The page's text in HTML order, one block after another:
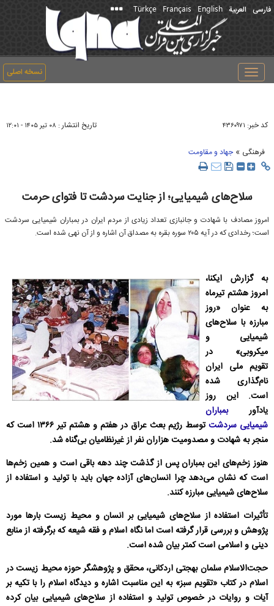
فارسی العربیة English
Français
Türkçe
نسخه اصلی
Toggle
navigation
کد خبر: ۴۳۶۰۹۷۱ تاریخ انتشار : ۰۸ تير ۱۴۰۵ - ۱۲:۰۱
فرهنگی » جهاد و مقاومت
سلاح‌های شیمیایی؛ از جنایت سردشت تا فتوای حرمت
امروز مصادف با شهادت و جانبازی تعداد زیادی از مردم ایران در بمباران شیمیایی سردشت
است؛ رخدادی که در آیه ۲۰۵ سوره بقره به مصداق آن اشاره و از آن نهی شده است.
به گزارش ایکنا،
امروز هشتم تیرماه
به عنوان «روز
مبارزه با سلاح‌های
شیمیایی و
میکروبی» در
تقویم ملی ایران
نام‌گذاری شده
است. این روز
یادآوربمباران
شیمیایی سردشت
توسط رژیم بعث عراق در هفتم و هشتم تیر ۱۳۶۶ است که
منجر به شهادت و مصدومیت هزاران نفر از غیرنظامیان بی‌گناه شد.
هنوز زخم‌های این بمباران پس از گذشت‌ چند دهه باقی است و همین زخم‌ها
است که نشان می‌دهد چرا انسان‌های آزاده جهان باید با تولید و استفاده از
سلاح‌های شیمیایی مبارزه کنند.
تأثیرات استفاده از سلاح‌های شیمیایی بر انسان و محیط زیست بارها مورد
پژوهش و بررسی قرار گرفته است اما نگاه اسلام و فقه شیعه که برگرفته از منابع
دینی و اسلامی است کمتر بیان شده است.
حجت‌الاسلام سلمان بهجتی اردکانی، محقق و پژوهشگر حوزه محیط زیست در
اسلام در کتاب «تقویم سبز» به این مناسبت اشاره و دیدگاه اسلام را با تکیه بر
آیات و روایات در خصوص تولید و استفاده از سلاح‌های شیمیایی بیان کرده